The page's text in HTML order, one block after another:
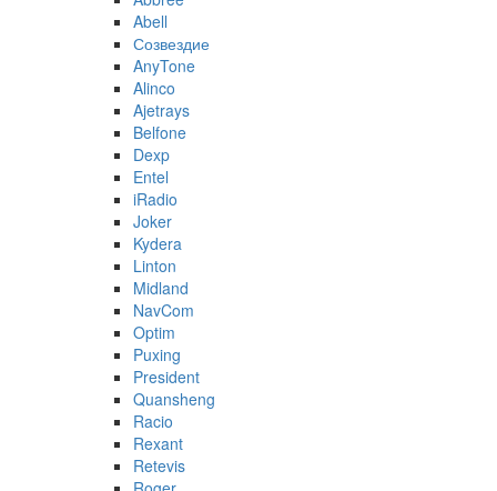
Abell
Созвездие
AnyTone
Alinco
Ajetrays
Belfone
Dexp
Entel
iRadio
Joker
Kydera
Linton
Midland
NavCom
Optim
Puxing
President
Quansheng
Racio
Rexant
Retevis